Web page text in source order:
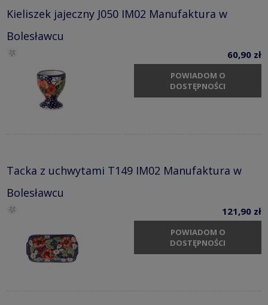
Kieliszek jajeczny J050 IM02 Manufaktura w
Bolesławcu
60,90 zł
POWIADOM O
DOSTĘPNOŚCI
Tacka z uchwytami T149 IM02 Manufaktura w
Bolesławcu
121,90 zł
POWIADOM O
DOSTĘPNOŚCI